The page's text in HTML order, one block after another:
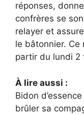
réponses,
confrères se
relayer et
le bâtonnier. Ce
partir du lundi 2
À lire aussi :
Bidon
brûler sa